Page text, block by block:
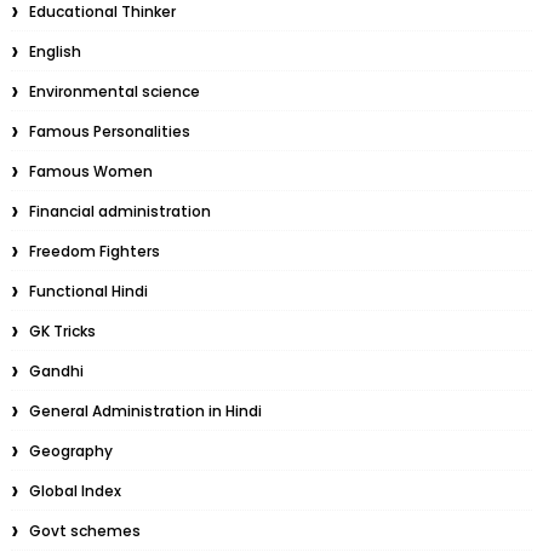
Educational Thinker
English
Environmental science
Famous Personalities
Famous Women
Financial administration
Freedom Fighters
Functional Hindi
GK Tricks
Gandhi
General Administration in Hindi
Geography
Global Index
Govt schemes